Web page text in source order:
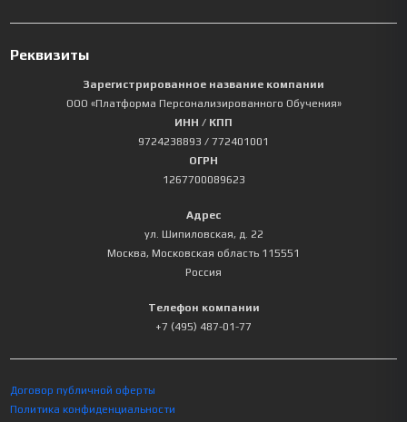
Реквизиты
Зарегистрированное название компании
ООО «Платформа Персонализированного Обучения»
ИНН / КПП
9724238893 / 772401001
ОГРН
1267700089623
Адрес
ул. Шипиловская, д. 22
Москва, Московская область 115551
Россия
Телефон компании
+7 (495) 487-01-77
Договор публичной оферты
Политика конфиденциальности